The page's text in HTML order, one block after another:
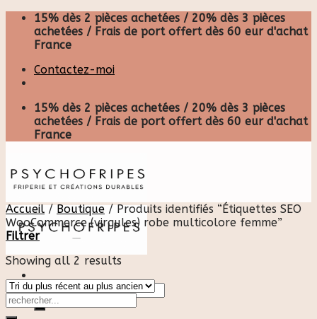
Skip
content
15% dès 2 pièces achetées / 20% dès 3 pièces
achetées / Frais de port offert dès 60 eur d'achat
France
Contactez-moi
15% dès 2 pièces achetées / 20% dès 3 pièces
achetées / Frais de port offert dès 60 eur d'achat
France
Recherche
pour :
Accueil / Boutique /Produits identifiés “Étiquettes SEO
WooCommerce (virgules) robe multicolore femme”
Filtrer
Showing all 2 results